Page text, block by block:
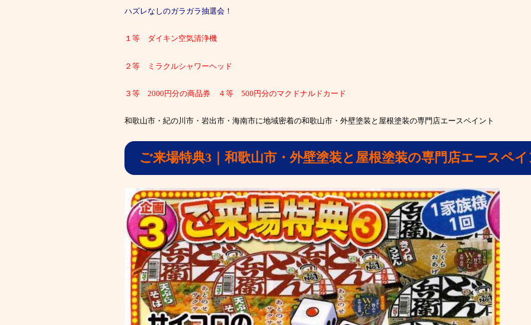
ハズレなしのガラガラ抽選会！
１等 ダイキン空気清浄機
２等 ミラクルシャワーヘッド
３等 2000円分の商品券 ４等 500円分のマクドナルドカード
和歌山市・紀の川市・岩出市・海南市に地域密着の和歌山市・外壁塗装と屋根塗装の専門店エースペイント
ご来場特典3｜和歌山市・外壁塗装と屋根塗装の専門店エースペ